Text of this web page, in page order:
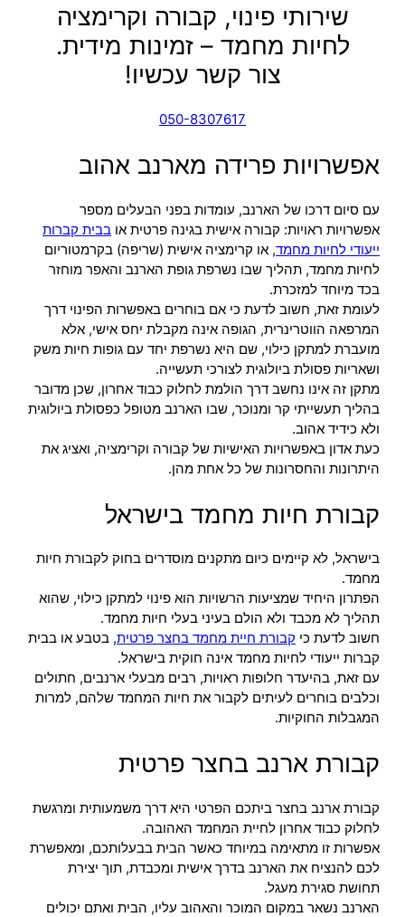
שירותי פינוי, קבורה וקרימציה
לחיות מחמד – זמינות מידית.
צור קשר עכשיו!
050-8307617
אפשרויות פרידה מארנב אהוב
עם סיום דרכו של הארנב, עומדות בפני הבעלים מספר
אפשרויות ראויות: קבורה אישית בגינה פרטית או בבית קברות
ייעודי לחיות מחמד, או קרימציה אישית (שריפה) בקרמטוריום
לחיות מחמד, תהליך שבו נשרפת גופת הארנב והאפר מוחזר
בכד מיוחד למזכרת.
לעומת זאת, חשוב לדעת כי אם בוחרים באפשרות הפינוי דרך
המרפאה הווטרינרית, הגופה אינה מקבלת יחס אישי, אלא
מועברת למתקן כילוי, שם היא נשרפת יחד עם גופות חיות משק
ושאריות פסולת ביולוגית לצורכי תעשייה.
מתקן זה אינו נחשב דרך הולמת לחלוק כבוד אחרון, שכן מדובר
בהליך תעשייתי קר ומנוכר, שבו הארנב מטופל כפסולת ביולוגית
ולא כידיד אהוב.
כעת אדון באפשרויות האישיות של קבורה וקרימציה, ואציג את
היתרונות והחסרונות של כל אחת מהן.
קבורת חיות מחמד בישראל
בישראל, לא קיימים כיום מתקנים מוסדרים בחוק לקבורת חיות
מחמד.
הפתרון היחיד שמציעות הרשויות הוא פינוי למתקן כילוי, שהוא
תהליך לא מכבד ולא הולם בעיני בעלי חיות מחמד.
חשוב לדעת כי קבורת חיית מחמד בחצר פרטית, בטבע או בבית
קברות ייעודי לחיות מחמד אינה חוקית בישראל.
עם זאת, בהיעדר חלופות ראויות, רבים מבעלי ארנבים, חתולים
וכלבים בוחרים לעיתים לקבור את חיות המחמד שלהם, למרות
המגבלות החוקיות.
קבורת ארנב בחצר פרטית
קבורת ארנב בחצר ביתכם הפרטי היא דרך משמעותית ומרגשת
לחלוק כבוד אחרון לחיית המחמד האהובה.
אפשרות זו מתאימה במיוחד כאשר הבית בבעלותכם, ומאפשרת
לכם להנציח את הארנב בדרך אישית ומכבדת, תוך יצירת
תחושת סגירת מעגל.
הארנב נשאר במקום המוכר והאהוב עליו, הבית ואתם יכולים